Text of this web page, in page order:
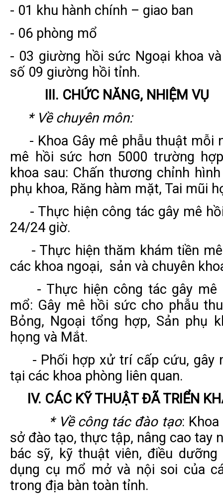
- 01 khu hành chính – giao ban
- 06 phòng mổ
- 03 giường hồi sức Ngoại khoa
số 09 giường hồi tỉnh.
III. CHỨC NĂNG, NHIỆM VỤ
* Về chuyên môn:
- Khoa Gây mê phẫu thuật mỗi
mê hồi sức hơn 5000 trường
khoa sau: Chấn thương chỉnh
phụ khoa, Răng hàm mặt, Tai mũi
- Thực hiện công tác gây mê
24/24 giờ.
- Thực hiện thăm khám tiền
các khoa ngoại, sản và chuyên
- Thực hiện công tác gây
mổ: Gây mê hồi sức cho phẫu
Bỏng, Ngoại tổng hợp, Sản phụ
họng và Mắt.
- Phối hợp xử trí cấp cứu, gây
tại các khoa phòng liên quan.
IV. CÁC KỸ THUẬT ĐÃ TRIỂN
* Về công tác đào tạo:
sở đào tạo, thực tập, nâng cao tay
bác sỹ, kỹ thuật viên, điều
dụng cụ mổ mở và nội soi của
trong địa bàn toàn tỉnh.